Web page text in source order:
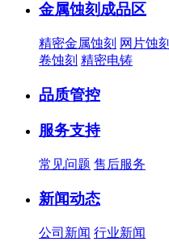
金属蚀刻成品区
精密金属蚀刻 网片蚀刻
卷蚀刻 精密电铸
品质管控
服务支持
常见问题 售后服务
新闻动态
公司新闻 行业新闻